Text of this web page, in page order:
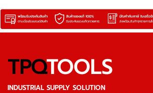
TPQTOOLS
INDUSTRIAL SUPPLY SOLUTION